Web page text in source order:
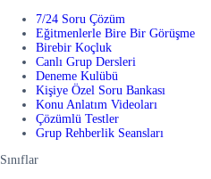
7/24 Soru Çözüm
Eğitmenlerle Bire Bir Görüşme
Birebir Koçluk
Canlı Grup Dersleri
Deneme Kulübü
Kişiye Özel Soru Bankası
Konu Anlatım Videoları
Çözümlü Testler
Grup Rehberlik Seansları
Sınıflar